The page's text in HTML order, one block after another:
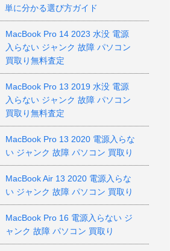
単に分かる選び方ガイド
MacBook Pro 14 2023 水没 電源
入らない ジャンク 故障 パソコン
買取り無料査定
MacBook Pro 13 2019 水没 電源
入らない ジャンク 故障 パソコン
買取り無料査定
MacBook Pro 13 2020 電源入らな
い ジャンク 故障 パソコン 買取り
MacBook Air 13 2020 電源入らな
い ジャンク 故障 パソコン 買取り
MacBook Pro 16 電源入らない ジ
ャンク 故障 パソコン 買取り